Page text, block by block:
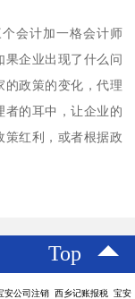
会计加一格会计师
果企业出现了什么问
的政策的变化，代理
者的耳中，让企业的
策红利，或者根据政
Top
安公司注销 西乡记账报税 宝安